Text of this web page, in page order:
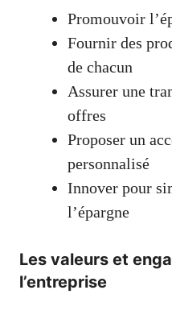
Promouvoir
Fournir des
de chacun
Assurer une
offres
Proposer un
personnalisé
Innover pour
l’épargne
Les valeurs et
l’entreprise